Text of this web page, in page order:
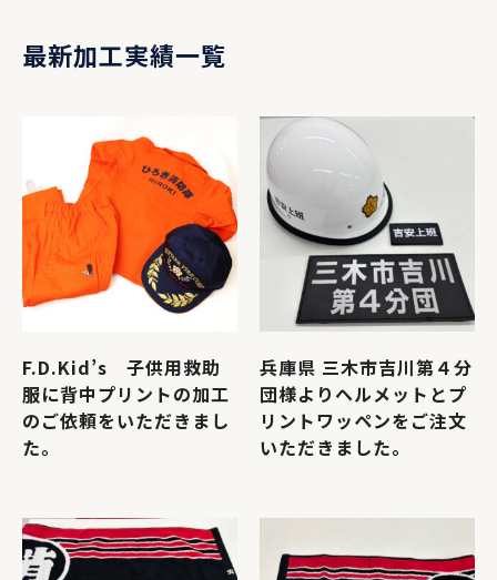
最新加工実績一覧
F.D.Kid’s 子供用救助
服に背中プリントの加工
のご依頼をいただきまし
た。
兵庫県 三木市吉川第４分
団様よりヘルメットとプ
リントワッペンをご注文
いただきました。